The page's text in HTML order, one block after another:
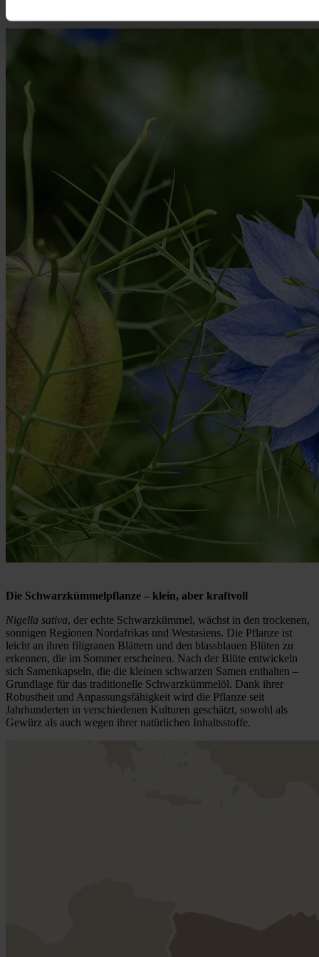
Die Schwarzkümmelpflanze – klein, aber kraftvoll
Nigella sativa, der echte Schwarzkümmel, wächst in den trockenen,
sonnigen Regionen Nordafrikas und Westasiens. Die Pflanze ist
leicht an ihren filigranen Blättern und den blassblauen Blüten zu
erkennen, die im Sommer erscheinen. Nach der Blüte entwickeln
sich Samenkapseln, die die kleinen schwarzen Samen enthalten –
Grundlage für das traditionelle Schwarzkümmelöl. Dank ihrer
Robustheit und Anpassungsfähigkeit wird die Pflanze seit
Jahrhunderten in verschiedenen Kulturen geschätzt, sowohl als
Gewürz als auch wegen ihrer natürlichen Inhaltsstoffe.